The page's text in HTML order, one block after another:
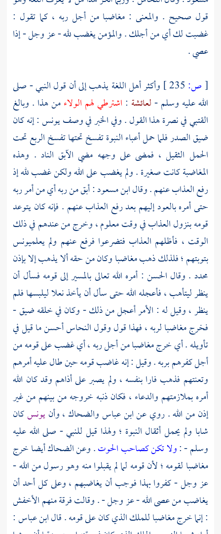
قول صحيح . والمعنى : مغاضبا من أجل ربه ، كما تقول :
غضبت لك أي من أجلك . والمؤمن يغضب لله - عز وجل - إذا
عصي .
[ص:
وأكثر أهل اللغة يذهب إلى أن قول النبي - صلى
الله عليه وسلم -لعائشة : اشترطي لهم الولاءمن هذا . وبالغ
القتبيفي نصرة هذا القول . وفي الخبر في وصفيونس: إنه كان
ضيق الصدر فلما حمل أعباء النبوة تفسخ تحتها تفسخ الربع تحت
الحمل الثقيل ، فمضى على وجهه مضي الآبق الناد . وهذه
المغاضبة كانت صغيرة . ولم يغضب على الله ولكن غضب لله إذ
رفع العذاب عنهم . وقالابن مسعود: أبق من ربه أي من أمر ربه
حتى أمره بالعود إليهم بعد رفع العذاب عنهم . فإنه كان يتوعد
قومه بنزول العذاب في وقت معلوم ، وخرج من عندهم في ذلك
الوقت ، فأظلهم العذاب فتضرعوا فرفع عنهم ولم يعلميونس
بتوبتهم ؛ فلذلك ذهب مغاضبا وكان من حقه ألا يذهب إلا بإذن
محدد . وقال الحسن : أمره الله تعالى بالمسير إلى قومه فسأل أن
ينظر ليتأهب ، فأعجله الله حتى سأل أن يأخذ نعلا ليلبسها فلم
ينظر ، وقيل له : الأمر أعجل من ذلك - وكان في خلقه ضيق -
فخرج مغاضبا لربه ، فهذا قول وقولالنحاسأحسن ما قيل في
تأويله . أي خرج مغاضبا من أجل ربه ، أي غضب على قومه من
أجل كفرهم بربه . وقيل : إنه غاضب قومه حين طال عليه أمرهم
وتعنتهم فذهب فارا بنفسه ، ولم يصبر على أذاهم وقد كان الله
أمره بملازمتهم والدعاء ، فكان ذنبه خروجه من بينهم من غير
إذن من الله . روي عنابن عباسوالضحاك ،وأنيونسكان
شابا ولم يحمل أثقال النبوة ؛ ولهذا قيل للنبي - صلى الله عليه
وسلم - :ولا تكن كصاحب الحوت. وعنالضحاكأيضا خرج
مغاضبا لقومه ؛ لأن قومه لما لم يقبلوا منه وهو رسول من الله -
عز وجل - كفروا بهذا فوجب أن يغاضبهم ، وعلى كل أحد أن
يغاضب من عصى الله - عز وجل - . وقالت فرقة منهمالأخفش
: إنما خرج مغاضبا للملك الذي كان على قومه . قالابن عباس: